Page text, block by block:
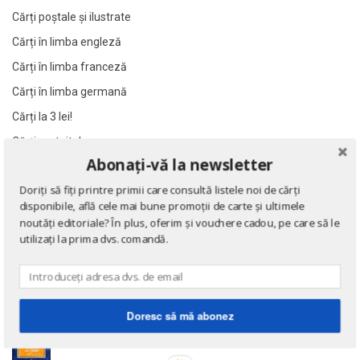
Al. Alexianu
Al. Caprariu
Alain Danielou
Alain Lallemand
Alain Lesage
Alain Manevy
Alan Bullock
Alan Butler
Alan Dean Foster
Alan Montefiore
Al. Alexianu
Al. Caprariu
Alain Danielou
Alain Lallemand
Alain Lesage
Alain Manevy
Alan Bullock
Alan Butler
Alan Dean Foster
Alan Montefiore
Cărți poștale și ilustrate
Cărți în limba engleză
Cărți în limba franceză
Cărți în limba germană
Cărți la 3 lei!
Cărți gratuite!
NOUTĂȚI
Eseuri
de Emil Cioran
Doctrina sau Cele patru carti clasice ale Chinei
Abonați-vă la newsletter
Doriți să fiți printre primii care consultă listele noi de cărți
disponibile, află cele mai bune promoții de carte și ultimele
noutăți editoriale? În plus, oferim și vouchere cadou, pe care să le
utilizați la prima dvs. comandă.
Doresc să mă abonez